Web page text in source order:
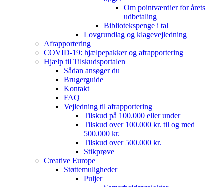
Om pointværdier for årets
udbetaling
Bibliotekspenge i tal
Lovgrundlag og klagevejledning
Afrapportering
COVID-19: hjælpepakker og afrapportering
Hjælp til Tilskudsportalen
Sådan ansøger du
Brugerguide
Kontakt
FAQ
Vejledning til afrapportering
Tilskud på 100.000 eller under
Tilskud over 100.000 kr. til og med
500.000 kr.
Tilskud over 500.000 kr.
Stikprøve
Creative Europe
Støttemuligheder
Puljer